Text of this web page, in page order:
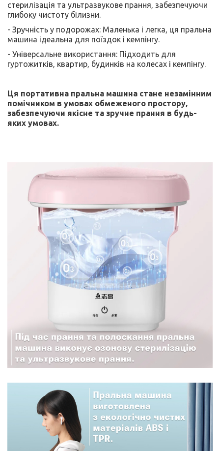
стерилізація та ультразвукове прання, забезпечуючи
глибоку чистоту білизни.
- Зручність у подорожах: Маленька і легка, ця пральна
машина ідеальна для поїздок і кемпінгу.
- Універсальне використання: Підходить для
гуртожитків, квартир, будинків на колесах і кемпінгу.
Ця портативна пральна машина стане незамінним
помічником в умовах обмеженого простору,
забезпечуючи якісне та зручне прання в будь-
яких умовах.